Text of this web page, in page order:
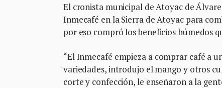
El cronista municipal de Atoyac de
Inmecafé en la Sierra de Atoyac para
por eso compró los beneficios húmedos
“El Inmecafé empieza a comprar café a
variedades, introdujo el mango y otros
corte y confección, le enseñaron a la